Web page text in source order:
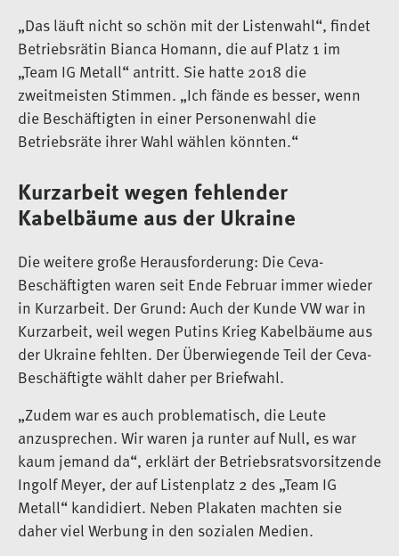
„Das läuft nicht so schön mit der Listenwahl“, findet
Betriebsrätin Bianca Homann, die auf Platz 1 im
„Team IG Metall“ antritt. Sie hatte 2018 die
zweitmeisten Stimmen. „Ich fände es besser, wenn
die Beschäftigten in einer Personenwahl die
Betriebsräte ihrer Wahl wählen könnten.“
Kurzarbeit wegen fehlender
Kabelbäume aus der Ukraine
Die weitere große Herausforderung: Die Ceva-
Beschäftigten waren seit Ende Februar immer wieder
in Kurzarbeit. Der Grund: Auch der Kunde VW war in
Kurzarbeit, weil wegen Putins Krieg Kabelbäume aus
der Ukraine fehlten. Der Überwiegende Teil der Ceva-
Beschäftigte wählt daher per Briefwahl.
„Zudem war es auch problematisch, die Leute
anzusprechen. Wir waren ja runter auf Null, es war
kaum jemand da“, erklärt der Betriebsratsvorsitzende
Ingolf Meyer, der auf Listenplatz 2 des „Team IG
Metall“ kandidiert. Neben Plakaten machten sie
daher viel Werbung in den sozialen Medien.